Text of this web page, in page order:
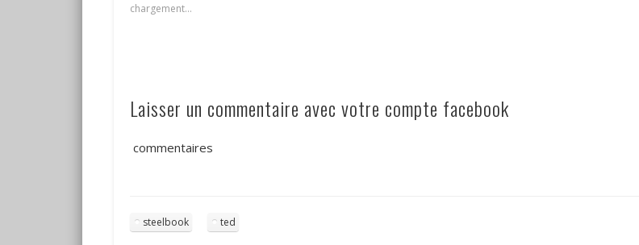
chargement…
Laisser un commentaire avec votre compte facebook
commentaires
steelbook ted